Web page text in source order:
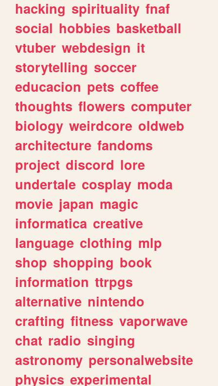
hacking spirituality fnaf
social hobbies basketball
vtuber webdesign it
storytelling soccer
educacion pets coffee
thoughts flowers computer
biology weirdcore oldweb
architecture fandoms
project discord lore
undertale cosplay moda
movie japan magic
informatica creative
language clothing mlp
shop shopping book
information ttrpgs
alternative nintendo
crafting fitness vaporwave
chat radio singing
astronomy personalwebsite
physics experimental